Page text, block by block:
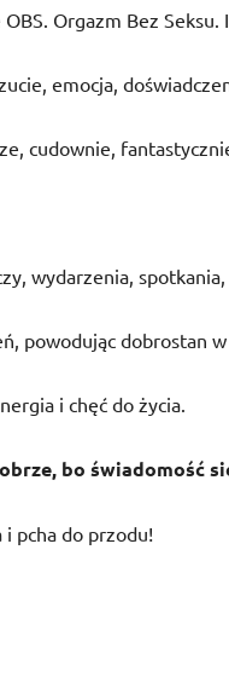
Orgazm Bez Seksu.
emocja,
cudownie,
wydarzenia,
powodując dobrostan
i chęć do życia.
bo świadomość
pcha do przodu!